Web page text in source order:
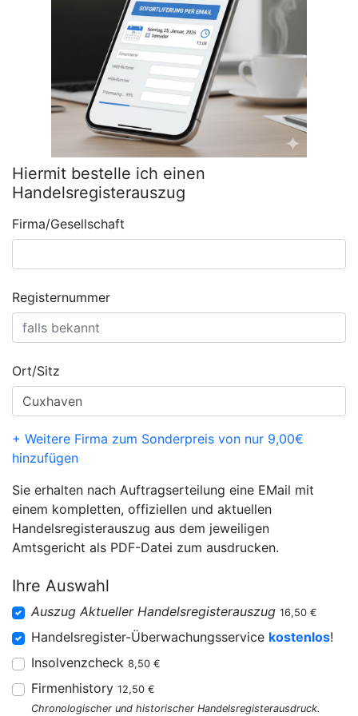
Hiermit bestelle ich einen
Handelsregisterauszug
Firma/Gesellschaft
Registernummer
Ort/Sitz
+ Weitere Firma zum Sonderpreis von nur 9,00€
hinzufügen
Sie erhalten nach Auftragserteilung eine EMail mit
einem kompletten, offiziellen und aktuellen
Handelsregisterauszug aus dem jeweiligen
Amtsgericht als PDF-Datei zum ausdrucken.
Ihre Auswahl
Auszug Aktueller Handelsregisterauszug 16,50 €
Handelsregister-Überwachungsservice kostenlos!
Insolvenzcheck 8,50 €
Firmenhistory 12,50 €
Chronologischer und historischer Handelsregisterausdruck.